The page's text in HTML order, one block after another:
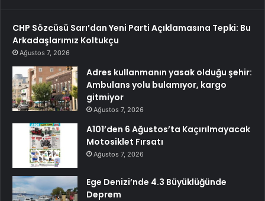
CHP Sözcüsü Sarı’dan Yeni Parti Açıklamasına Tepki: Bu
Arkadaşlarımız Koltukçu
Ağustos 7, 2026
Adres kullanmanın yasak olduğu şehir:
Ambulans yolu bulamıyor, kargo
gitmiyor
Ağustos 7, 2026
A101’den 6 Ağustos’ta Kaçırılmayacak
Motosiklet Fırsatı
Ağustos 7, 2026
Ege Denizi’nde 4.3 Büyüklüğünde
Deprem